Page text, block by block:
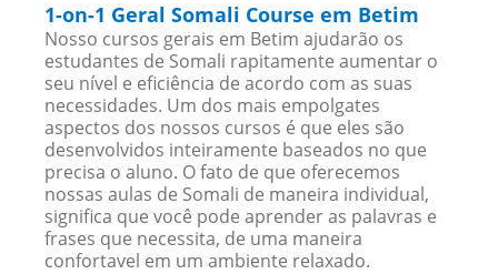
1-on-1 Geral Somali Course em Betim
Nosso cursos gerais em Betim ajudarão os
estudantes de Somali rapitamente aumentar o
seu nível e eficiência de acordo com as suas
necessidades. Um dos mais empolgates
aspectos dos nossos cursos é que eles são
desenvolvidos inteiramente baseados no que
precisa o aluno. O fato de que oferecemos
nossas aulas de Somali de maneira individual,
significa que você pode aprender as palavras e
frases que necessita, de uma maneira
confortavel em um ambiente relaxado.